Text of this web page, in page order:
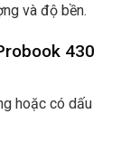
và độ bền.
430
hoặc có dấu